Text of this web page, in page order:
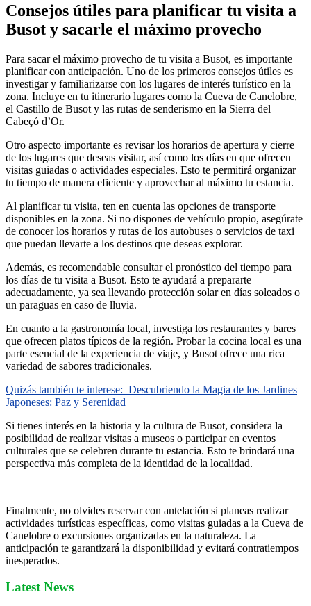
Consejos útiles para planificar tu visita a
Busot y sacarle el máximo provecho
Para sacar el máximo provecho de tu visita a Busot, es importante
planificar con anticipación. Uno de los primeros consejos útiles es
investigar y familiarizarse con los lugares de interés turístico en la
zona. Incluye en tu itinerario lugares como la Cueva de Canelobre,
el Castillo de Busot y las rutas de senderismo en la Sierra del
Cabeçó d’Or.
Otro aspecto importante es revisar los horarios de apertura y cierre
de los lugares que deseas visitar, así como los días en que ofrecen
visitas guiadas o actividades especiales. Esto te permitirá organizar
tu tiempo de manera eficiente y aprovechar al máximo tu estancia.
Al planificar tu visita, ten en cuenta las opciones de transporte
disponibles en la zona. Si no dispones de vehículo propio, asegúrate
de conocer los horarios y rutas de los autobuses o servicios de taxi
que puedan llevarte a los destinos que deseas explorar.
Además, es recomendable consultar el pronóstico del tiempo para
los días de tu visita a Busot. Esto te ayudará a prepararte
adecuadamente, ya sea llevando protección solar en días soleados o
un paraguas en caso de lluvia.
En cuanto a la gastronomía local, investiga los restaurantes y bares
que ofrecen platos típicos de la región. Probar la cocina local es una
parte esencial de la experiencia de viaje, y Busot ofrece una rica
variedad de sabores tradicionales.
Quizás también te interese: Descubriendo la Magia de los Jardines
Japoneses: Paz y Serenidad
Si tienes interés en la historia y la cultura de Busot, considera la
posibilidad de realizar visitas a museos o participar en eventos
culturales que se celebren durante tu estancia. Esto te brindará una
perspectiva más completa de la identidad de la localidad.
Finalmente, no olvides reservar con antelación si planeas realizar
actividades turísticas específicas, como visitas guiadas a la Cueva de
Canelobre o excursiones organizadas en la naturaleza. La
anticipación te garantizará la disponibilidad y evitará contratiempos
inesperados.
Latest News